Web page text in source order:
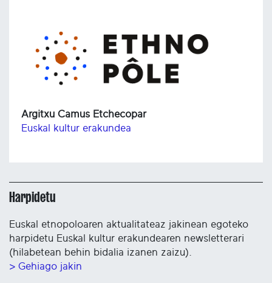
Argitxu Camus Etchecopar
Euskal kultur erakundea
Harpidetu
Euskal etnopoloaren aktualitateaz jakinean egoteko
harpidetu Euskal kultur erakundearen newsletterari
(hilabetean behin bidalia izanen zaizu).
> Gehiago jakin